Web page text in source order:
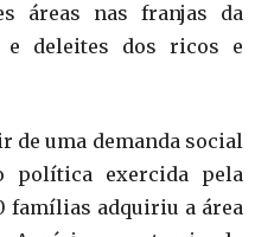
áreas nas franjas da
e deleites dos ricos e
de uma demanda social
política exercida pela
famílias adquiriu a área